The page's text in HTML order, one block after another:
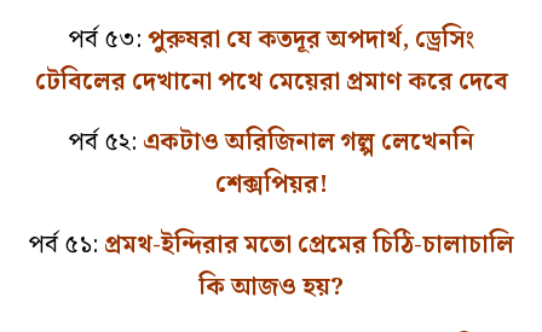
পর্ব ৫৩:পুরুষরা যে কতদূর অপদার্থ, ড্রেসিং
টেবিলের দেখানো পথে মেয়েরা প্রমাণ করে দেবে
পর্ব ৫২: একটাও অরিজিনাল গল্প লেখেননি
শেক্সপিয়র!
পর্ব ৫১: প্রমথ-ইন্দিরার মতো প্রেমের চিঠি-চালাচালি
কি আজও হয়?